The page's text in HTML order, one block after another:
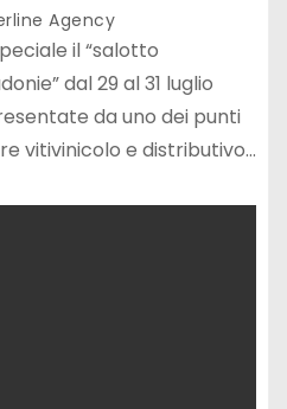
Agency
il “salotto
dal 29 al 31 luglio
da uno dei punti
vitivinicolo e distributivo…